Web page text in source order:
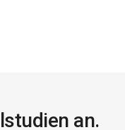
an.